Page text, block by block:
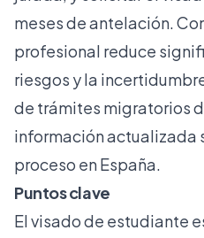
meses de antelación.
profesional reduce
riesgos y la
de trámites migratorios
información actualizada
proceso en España.
Puntos clave
El visado de estudiante